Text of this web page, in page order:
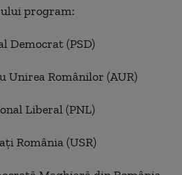
program:
Democrat (PSD)
Unirea Românilor (AUR)
Liberal (PNL)
România (USR)